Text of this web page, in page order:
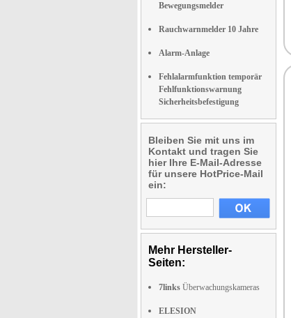
Bewegungsmelder
Rauchwarnmelder 10 Jahre
Alarm-Anlage
Fehlalarmfunktion temporär
Fehlfunktionswarnung
Sicherheitsbefestigung
Bleiben Sie mit uns im
Kontakt und tragen Sie
hier Ihre E-Mail-Adresse
für unsere HotPrice-Mail
ein:
Mehr Hersteller-
Seiten:
7links Überwachungskameras
ELESION